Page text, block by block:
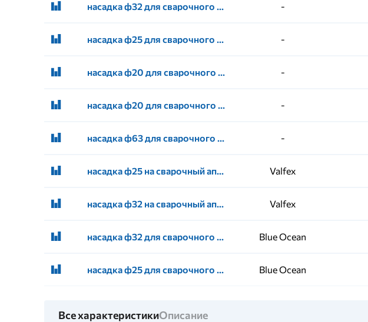
насадка ф32 для сварочного аппарата -
насадка ф25 для сварочного аппарата -
насадка ф20 для сварочного аппарата ГОЛУБОЙ ОКЕАН -
насадка ф20 для сварочного аппарата -
насадка ф63 для сварочного аппарата -
насадка ф25 на сварочный аппарат VALFEX Valfex
насадка ф32 на сварочный аппарат VALFEX Valfex
насадка ф32 для сварочного аппарата ГОЛУБОЙ ОКЕАН Blue Ocean
насадка ф25 для сварочного аппарата ГОЛУБОЙ ОКЕАН Blue Ocean
Все характеристикиОписание